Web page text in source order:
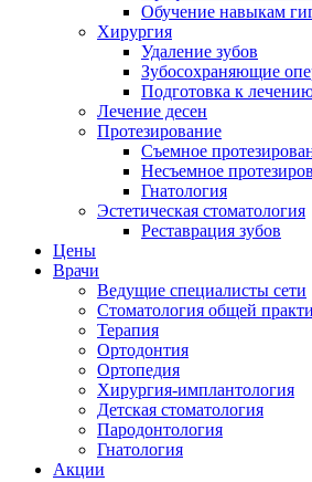
Обучение навыкам
Хирургия
Удаление зубов
Зубосохраняющие
Подготовка к
Лечение десен
Протезирование
Съемное
Несъемное
Гнатология
Эстетическая стоматология
Реставрация зубов
Цены
Врачи
Ведущие специалисты сети
Стоматология общей
Терапия
Ортодонтия
Ортопедия
Хирургия-имплантология
Детская стоматология
Пародонтология
Гнатология
Акции